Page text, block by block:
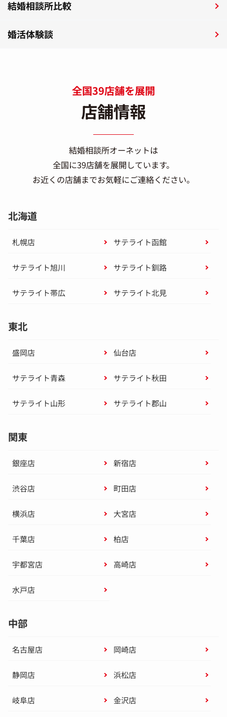
結婚相談所比較
婚活体験談
全国39店舗を展開
店舗情報
結婚相談所オーネットは
全国に39店舗を展開しています。
お近くの店舗までお気軽にご連絡ください。
北海道
札幌店 サテライト函館
サテライト旭川 サテライト釧路
サテライト帯広 サテライト北見
東北
盛岡店 仙台店
サテライト青森 サテライト秋田
サテライト山形 サテライト郡山
関東
銀座店 新宿店
渋谷店 町田店
横浜店 大宮店
千葉店 柏店
宇都宮店 高崎店
水戸店
中部
名古屋店 岡崎店
静岡店 浜松店
岐阜店 金沢店